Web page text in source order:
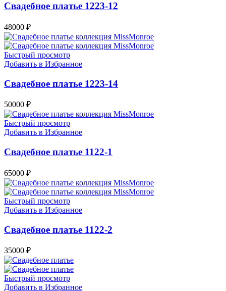
Свадебное платье 1223-12
48000 ₽
Быстрый просмотр
Добавить в Избранное
Свадебное платье 1223-14
50000 ₽
Быстрый просмотр
Добавить в Избранное
Свадебное платье 1122-1
65000 ₽
Быстрый просмотр
Добавить в Избранное
Свадебное платье 1122-2
35000 ₽
Быстрый просмотр
Добавить в Избранное